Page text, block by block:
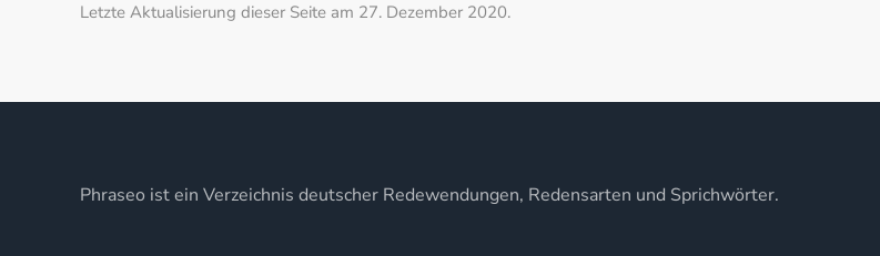
Letzte Aktualisierung dieser Seite am 27. Dezember 2020.
Phraseo ist ein Verzeichnis deutscher Redewendungen, Redensarten und Sprichwörter.